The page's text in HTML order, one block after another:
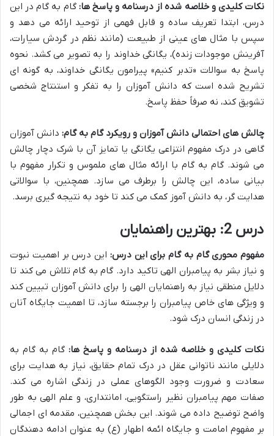
نکات کلیدی و خلاصه شده از درسنامه و پاسخ ها: گام به گام در این
درس، ابتدا تعریف ساده و قابل فهمی از توحید ارائه می دهد و
سپس با مثال های عینی از طبیعت (مانند نظم در گردش سیارات،
آفرینش موجودات زنده)، یگانگی خداوند را به تصویر می کشد. نحوه
پاسخ به سوالات «تدبر کنیم» پیرامون یگانگی خداوند، به گونه ای
تشریح شده است که دانش آموزان را به تفکر و استنتاج شخصی
تشویق کند، نه صرفاً حفظ پاسخ.
چالش های احتمالی دانش آموزان و رویکرد گام به گام: دانش آموزان
گاهی در درک مفهوم انتزاعی یگانگی یا تمایز آن با شرک دچار چالش
می شوند. گام به گام با ارائه مثال های ملموس و تکرار مفهوم با
بیانی ساده، این چالش را برطرف می سازد. همچنین، با سوالاتی
هدایت گر، به دانش آموز کمک می کند تا خود به نتیجه گیری برسد.
درس 2: بهترین راهنمایان
مفهوم محوری گام به گام برای این درس: این درس بر اهمیت نبوت
و نیاز بشر به پیامبران الهی تاکید دارد. گام به گام تلاش می کند تا
دلایل منطقی نیاز به راهنمایان الهی را برای دانش آموزان تبیین کند
و ویژگی های خاص پیامبران را برجسته سازد، تا اهمیت جایگاه آنان
در زندگی انسان درک شود.
نکات کلیدی و خلاصه شده از درسنامه و پاسخ ها: گام به گام به
دلایلی مانند ناتوانی عقل در درک تمام حقایق، نیاز به هدایت برای
سعادت و ضرورت وجود الگوهای عملی در زندگی اشاره می کند.
صفات مهم پیامبران نظیر راستگویی، امانتداری، و علم الهی به طور
واضح توضیح داده می شوند. این بخش همچنین، مقدمه ای اجمالی
بر مفهوم امامت و جایگاه ائمه اطهار (ع) به عنوان ادامه دهندگان